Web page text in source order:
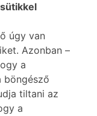
úgy van
Azonban –
a
böngésző
tiltani az
a